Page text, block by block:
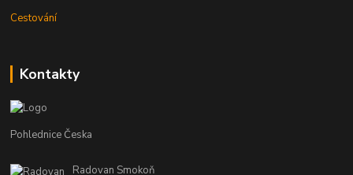
Cestování
Kontakty
Pohlednice Česka
Radovan Smokoň